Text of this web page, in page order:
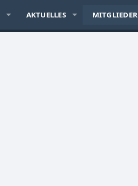
AKTUELLES MITGLIEDER